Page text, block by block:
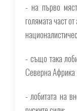
- на първо
голямата част
- също така
Северна Африка
- лобитата на